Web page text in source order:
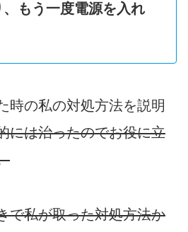
もう一度電源を入れ
時の私の対処方法を説明
には治ったのでお役に立
で私が取った対処方法か